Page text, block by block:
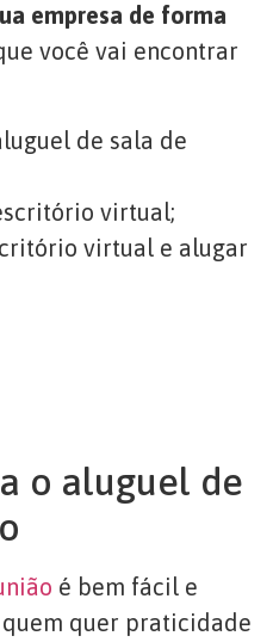
empresa de forma
você vai encontrar
de sala de
virtual;
virtual e alugar
o aluguel de
é bem fácil e
quer praticidade